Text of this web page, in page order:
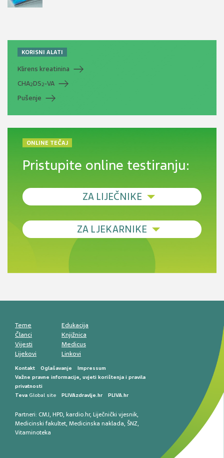
KORISNI ALATI
Klirens kreatinina
CHA2DS2-VA
Pušenje
ONLINE TEČAJ
Pristupite online testiranju:
ZA LIJEČNIKE
Debljina - od prevencije do personalizirane
Novi pogled na migrenu: komorbiditeti, spolne
razlike i nove terapije
smetnji do rane onkološke dijagnostike
ZA LJEKARNIKE
Antikoagulansi u ljekarničkoj praksi –
Teme
Članci
Vijesti
Lijekovi
Edukacija
Knjižnica
Medicus
Linkovi
Kontakt Oglašavanje
Impressum
Važne pravne informacije, uvjeti korištenja i pravila
privatnosti
Teva Global site PLIVAzdravlje.hr PLIVA.hr
Partneri: CMJ, HPD, kardio.hr, Liječnički vjesnik,
Medicinski fakultet, Medicinska naklada, ŠNZ,
Vitaminoteka